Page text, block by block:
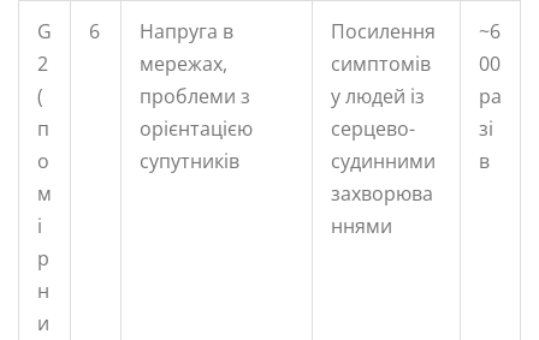
G
2
(
п
о
м
і
р
н
и
6
Напруга в
мережах,
проблеми з
орієнтацією
супутників
Посилення
симптомів
у людей із
серцево-
судинними
захворюва
ннями
~6
00
ра
зі
в